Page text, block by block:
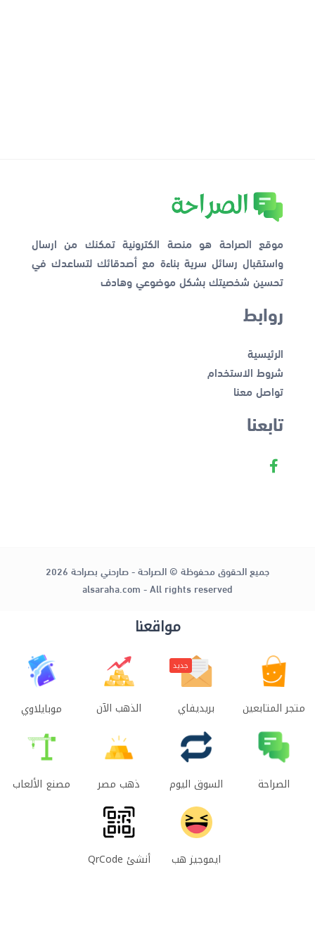
موقع الصراحة هو منصة الكترونية تمكنك من ارسال
واستقبال رسائل سرية بناءة مع أصدقائك لتساعدك في
تحسين شخصيتك بشكل موضوعي وهادف
روابط
الرئيسية
شروط الاستخدام
تواصل معنا
تابعنا
جميع الحقوق محفوظة © الصراحة - صارحني بصراحة 2026
alsaraha.com - All rights reserved